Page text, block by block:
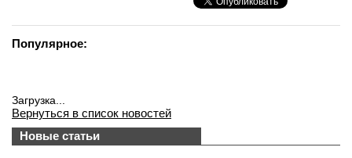
Популярное:
Загрузка...
Вернуться в список новостей
Новые статьи